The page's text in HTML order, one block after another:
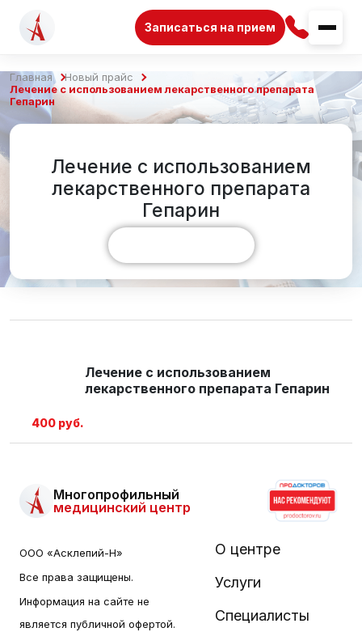
Записаться на прием
Главная
Новый прайс
Лечение с использованием лекарственного препарата
Гепарин
Лечение с использованием
лекарственного препарата
Гепарин
Лечение с использованием
лекарственного препарата Гепарин
400 руб.
Многопрофильный
медицинский центр
ООО «Асклепий-Н»
Все права защищены.
Информация на сайте не
является публичной офертой.
О центре
Услуги
Специалисты